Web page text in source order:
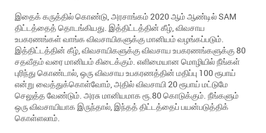
இதைக் கருத்தில் கொண்டு, அரசாங்கம் 2020 ஆம் ஆண்டில் SAM
திட்டத்தைத் தொடங்கியது. இத்திட்டத்தின் கீழ், விவசாய
உபகரணங்கள் வாங்க விவசாயிகளுக்கு மானியம் வழங்கப்படும்.
இத்திட்டத்தின் கீழ், விவசாயிகளுக்கு விவசாய உபகரணங்களுக்கு 80
சதவீதம் வரை மானியம் கிடைக்கும். எளிமையான மொழியில் நீங்கள்
புரிந்து கொண்டால், ஒரு விவசாய உபகரணத்தின் மதிப்பு 100 ரூபாய்
என்று வைத்துக்கொள்வோம், அதில் விவசாயி 20 ரூபாய் மட்டுமே
செலுத்த வேண்டும். அரசு மானியமாக ரூ.80 கொடுக்கும். நீங்களும்
ஒரு விவசாயியாக இருந்தால், இந்தத் திட்டத்தைப் பயன்படுத்திக்
கொள்ளலாம்.